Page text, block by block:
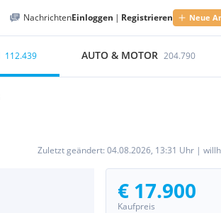
NachrichtenEinloggen | Registrieren Neue
112.439 AUTO & MOTOR 204.790
Zuletzt geändert: 04.08.2026, 13:31 Uhr |
€ 17.900
Kaufpreis